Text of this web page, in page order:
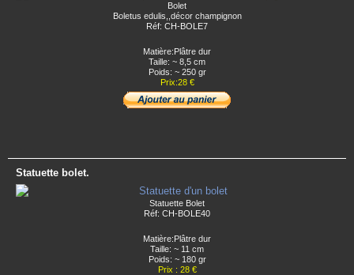
Bolet
Boletus edulis,,décor champignon
Réf: CH-BOLE7
Matière:Plâtre dur
Taille: ~ 8,5 cm
Poids: ~ 250 gr
Prix:28 €
Statuette bolet.
Statuette Bolet
Réf: CH-BOLE40
Matière:Plâtre dur
Taille: ~ 11 cm
Poids: ~ 180 gr
Prix : 28 €